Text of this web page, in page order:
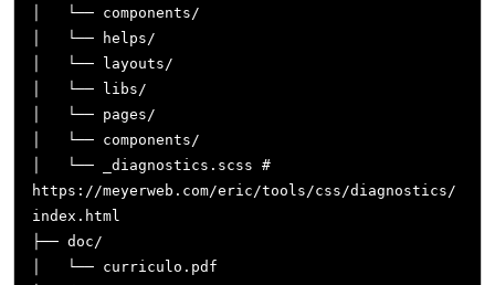
│   └── components/
│   └── helps/
│   └── layouts/
│   └── libs/
│   └── pages/
│   └── components/
│   └── _diagnostics.scss #
https://meyerweb.com/eric/tools/css/diagnostics/
index.html
├── doc/
│   └── curriculo.pdf